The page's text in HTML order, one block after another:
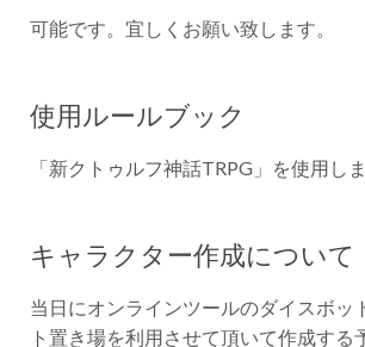
可能です。宜しくお願い致します。
使用ルールブック
「新クトゥルフ神話TRPG」を使用しま
キャラクター作成について
当日にオンラインツールのダイスボッ
ト置き場を利用させて頂いて作成する